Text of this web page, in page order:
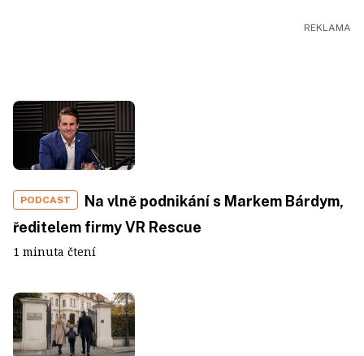
PODCAST
Na vlně podnikání s Markem Bárdym,
ředitelem firmy VR Rescue
1 minuta čtení